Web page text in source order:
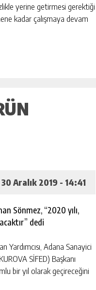
yerine getirmesi gerektiği
kadar çalışmaya devam
30 Aralık 2019 - 14:41
Sönmez, “2020 yılı,
dedi
Yardımcısı, Adana Sanayici
SİFED) Başkanı
bir yıl olarak geçireceğini